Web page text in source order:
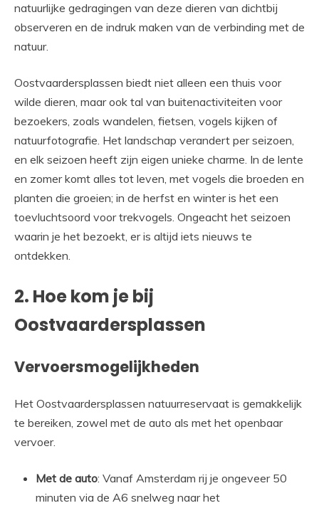
natuurlijke gedragingen van deze dieren van dichtbij
observeren en de indruk maken van de verbinding met de
natuur.
Oostvaardersplassen biedt niet alleen een thuis voor
wilde dieren, maar ook tal van buitenactiviteiten voor
bezoekers, zoals wandelen, fietsen, vogels kijken of
natuurfotografie. Het landschap verandert per seizoen,
en elk seizoen heeft zijn eigen unieke charme. In de lente
en zomer komt alles tot leven, met vogels die broeden en
planten die groeien; in de herfst en winter is het een
toevluchtsoord voor trekvogels. Ongeacht het seizoen
waarin je het bezoekt, er is altijd iets nieuws te
ontdekken.
2. Hoe kom je bij
Oostvaardersplassen
Vervoersmogelijkheden
Het Oostvaardersplassen natuurreservaat is gemakkelijk
te bereiken, zowel met de auto als met het openbaar
vervoer.
Met de auto: Vanaf Amsterdam rij je ongeveer 50
minuten via de A6 snelweg naar het